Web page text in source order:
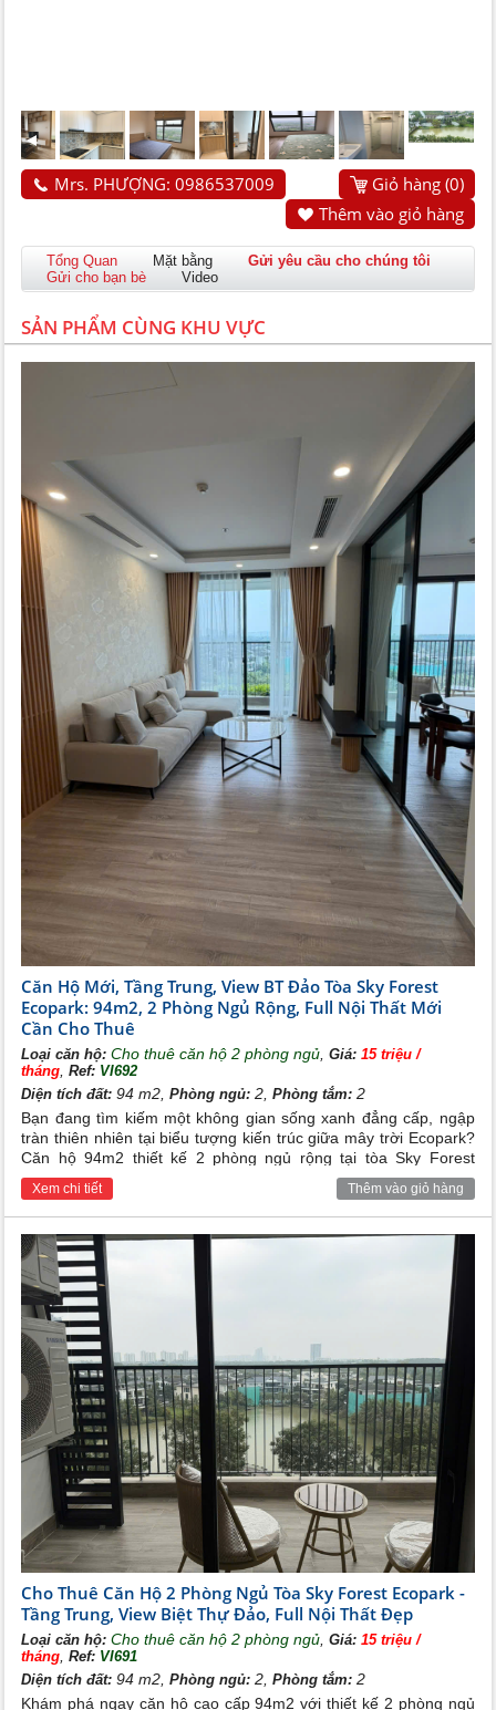
Mrs. PHƯỢNG: 0986537009 Giỏ hàng (0)
Thêm vào giỏ hàng
Tổng Quan Mặt bằng
Gửi yêu cầu cho chúng tôi
Gửi cho bạn bè
Video
SẢN PHẨM CÙNG KHU VỰC
Căn Hộ Mới, Tầng Trung, View BT Đảo Tòa Sky Forest
Ecopark: 94m2, 2 Phòng Ngủ Rộng, Full Nội Thất Mới
Cần Cho Thuê
Loại căn hộ: Cho thuê căn hộ 2 phòng ngủ ,Giá:15 triệu /
tháng ,Ref: VI692
Diện tích đất: 94 m2,Phòng ngủ: 2,Phòng tắm: 2
Bạn đang tìm kiếm một không gian sống xanh đẳng cấp, ngập
tràn thiên nhiên tại biểu tượng kiến trúc giữa mây trời Ecopark?
Căn hộ 94m2 thiết kế 2 phòng ngủ rộng tại tòa Sky Forest
Ecopark, sở hữu vị trí tầng trung lý tưởng, tầm view biệt thự đảo
triệu đô cùng nội thất full đồ mới đẹp chính là chốn an cư hoàn
hảo dành cho bạn.
Xem chi tiết Thêm vào giỏ hàng
Cho Thuê Căn Hộ 2 Phòng Ngủ Tòa Sky Forest Ecopark -
Tầng Trung, View Biệt Thự Đảo, Full Nội Thất Đẹp
Loại căn hộ: Cho thuê căn hộ 2 phòng ngủ,Giá:15 triệu /
tháng,Ref: VI691
Diện tích đất: 94 m2,Phòng ngủ: 2,Phòng tắm: 2
Khám phá ngay căn hộ cao cấp 94m2 với thiết kế 2 phòng ngủ